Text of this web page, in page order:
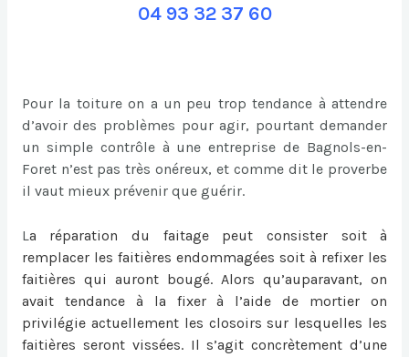
04 93 32 37 60
Pour la toiture on a un peu trop tendance à attendre
d’avoir des problèmes pour agir, pourtant demander
un simple contrôle à une entreprise de Bagnols-en-
Foret n’est pas très onéreux, et comme dit le proverbe
il vaut mieux prévenir que guérir.
La réparation du faitage peut consister soit à
remplacer les faitières endommagées soit à refixer les
faitières qui auront bougé. Alors qu’auparavant, on
avait tendance à la fixer à l’aide de mortier on
privilégie actuellement les closoirs sur lesquelles les
faitières seront vissées. Il s’agit concrètement d’une